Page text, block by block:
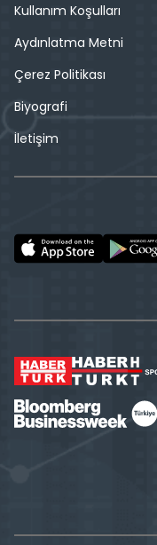
Kullanım Koşulları
Aydınlatma Metni
Çerez Politikası
Biyografi
İletişim